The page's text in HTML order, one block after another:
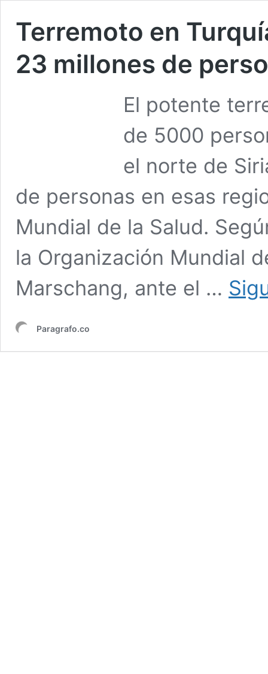
Terremoto en
23 millones de
El potente
de 5000
el norte de
de personas en esas
Mundial de la Salud.
la Organización Mundial
Marschang, ante el …
Paragrafo.co